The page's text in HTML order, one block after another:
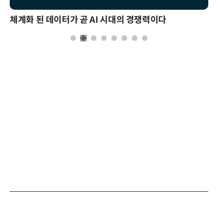
체계화 된 데이터가 곧 AI 시대의 경쟁력이다